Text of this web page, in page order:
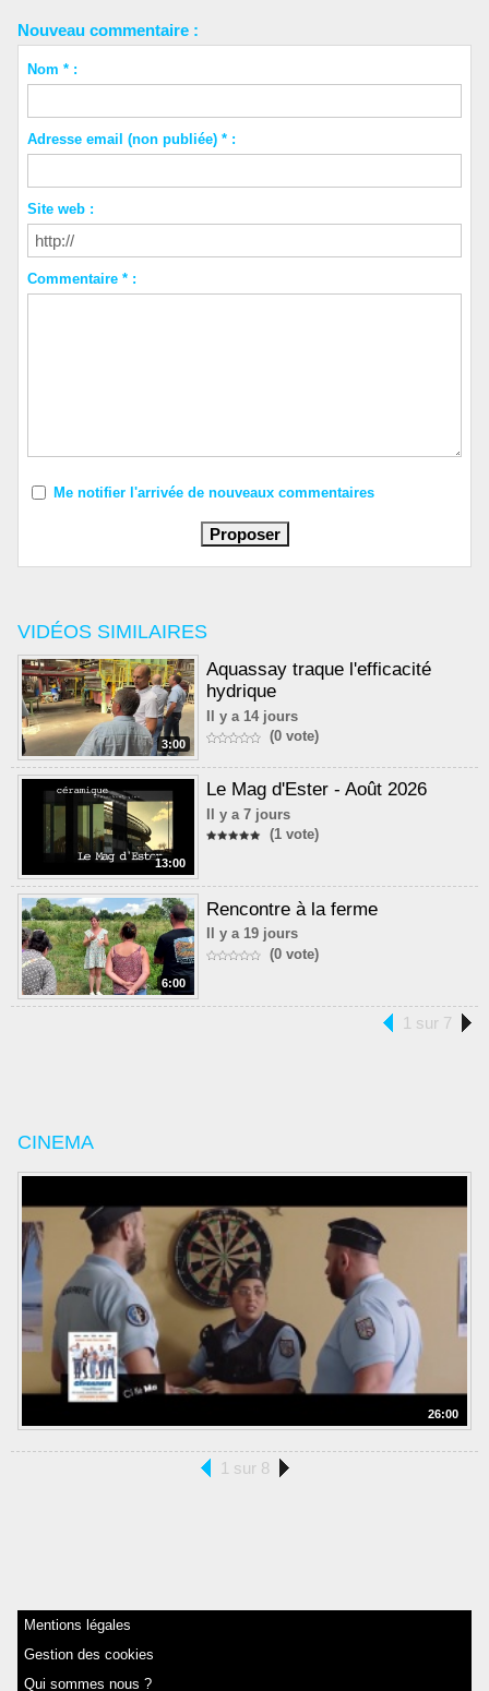
VIDÉOS SIMILAIRES
3:00
Aquassay traque l'efficacité
hydrique
Il y a 14 jours
(0 vote)
13:00
Le Mag d'Ester - Août 2026
Il y a 7 jours
(1 vote)
6:00
Rencontre à la ferme
Il y a 19 jours
(0 vote)
1 sur 7
CINEMA
26:00
1 sur 8
Nouveau commentaire :
Nom * :
Adresse email (non publiée) * :
Site web :
Commentaire * :
Me notifier l'arrivée de nouveaux commentaires
Mentions légales
Gestion des cookies
Qui sommes nous ?